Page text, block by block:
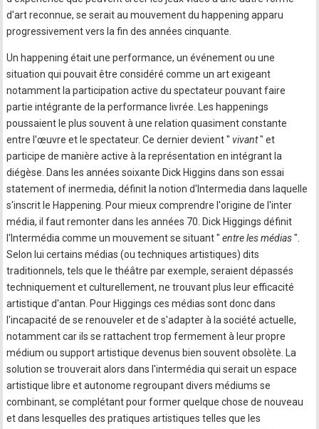
d'art reconnue, se serait au mouvement du happening apparu
progressivement vers la fin des années cinquante.
Un happening était une performance, un événement ou une
situation qui pouvait être considéré comme un art exigeant
notamment la participation active du spectateur pouvant faire
partie intégrante de la performance livrée. Les happenings
poussaient le plus souvent à une relation quasiment constante
entre l'œuvre et le spectateur. Ce dernier devient " vivant" et
participe de manière active à la représentation en intégrant la
diégèse. Dans les années soixante Dick Higgins dans son essai
statement of inermedia, définit la notion d'Intermedia dans laquelle
s'inscrit le Happening. Pour mieux comprendre l'origine de l'inter
média, il faut remonter dans les années 70. Dick Higgings définit
l'Intermédia comme un mouvement se situant " entre les médias".
Selon lui certains médias (ou techniques artistiques) dits
traditionnels, tels que le théâtre par exemple, seraient dépassés
techniquement et culturellement, ne trouvant plus leur efficacité
artistique d'antan. Pour Higgings ces médias sont donc dans
l'incapacité de se renouveler et de s'adapter à la société actuelle,
notamment car ils se rattachent trop fermement à leur propre
médium ou support artistique devenus bien souvent obsolète. La
solution se trouverait alors dans l'intermédia qui serait un espace
artistique libre et autonome regroupant divers médiums se
combinant, se complétant pour former quelque chose de nouveau
et dans lesquelles des pratiques artistiques telles que les